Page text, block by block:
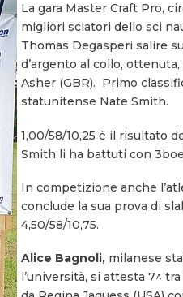
La gara Master Craft Pro,
migliori sciatori dello sci
Thomas Degasperi salire
d’argento al collo,
Asher (GBR). Primo
statunitense Nate Smith.
1,00/58/10,25 è il risultato
Smith li ha battuti con
In competizione anche
conclude la sua prova di
4,50/58/10,75.
Alice Bagnoli,milanese
l’università, si attesta 7^